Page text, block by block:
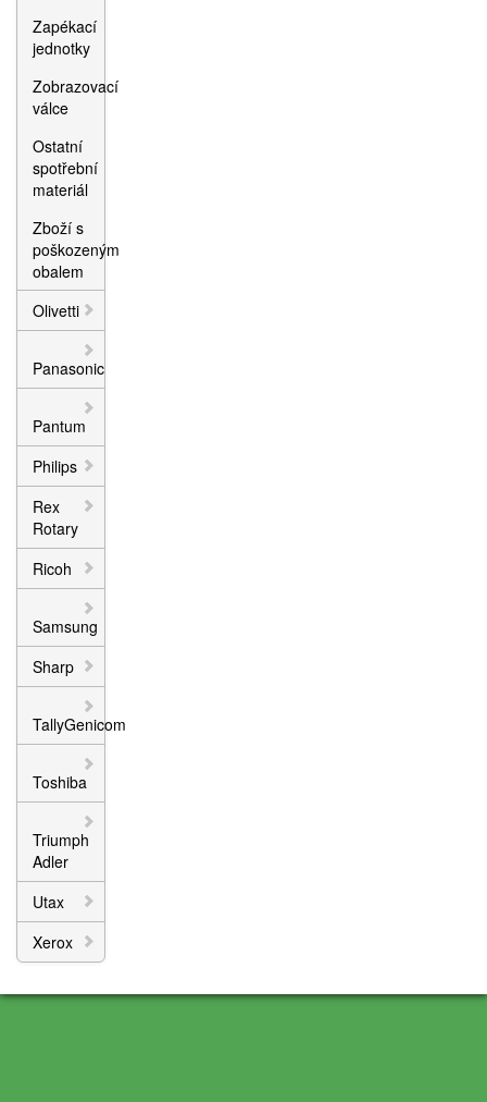
Zapékací
jednotky
Zobrazovací
válce
Ostatní
spotřební
materiál
Zboží s
poškozeným
obalem
Olivetti
Panasonic
Pantum
Philips
Rex
Rotary
Ricoh
Samsung
Sharp
TallyGenicom
Toshiba
Triumph
Adler
Utax
Xerox